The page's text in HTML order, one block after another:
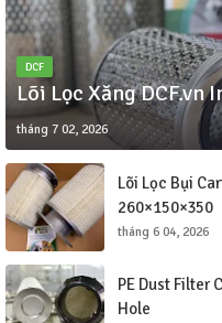
DCF
Lõi Lọc Xăng DCF.vn
tháng 7 02, 2026
Lõi Lọc Bụi
260×150×350
tháng 6 04, 2026
PE Dust Filter
Hole